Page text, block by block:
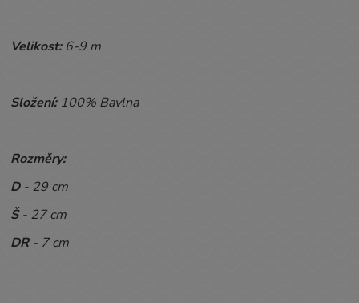
Velikost:6-9 m
Složení: 100% Bavlna
Rozměry:
D - 29 cm
Š- 27 cm
DR - 7 cm